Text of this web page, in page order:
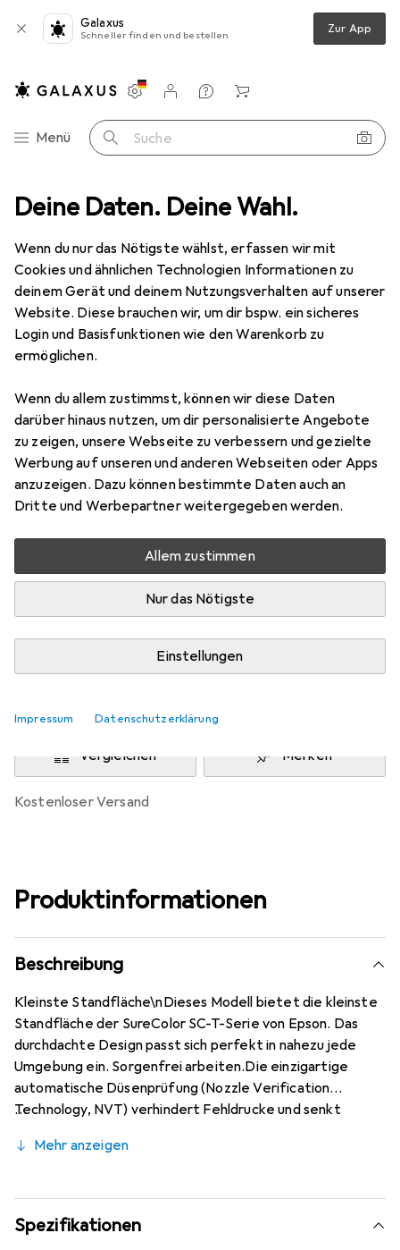
Deine Daten. Deine Wahl.
Wenn du nur das Nötigste wählst, erfassen wir mit
Cookies und ähnlichen Technologien Informationen zu
deinem Gerät und deinem Nutzungsverhalten auf unserer
Website. Diese brauchen wir, um dir bspw. ein sicheres
Login und Basisfunktionen wie den Warenkorb zu
ermöglichen.
Wenn du allem zustimmst, können wir diese Daten
darüber hinaus nutzen, um dir personalisierte Angebote
zu zeigen, unsere Webseite zu verbessern und gezielte
Werbung auf unseren und anderen Webseiten oder Apps
anzuzeigen. Dazu können bestimmte Daten auch an
Dritte und Werbepartner weitergegeben werden.
Allem zustimmen
Nur das Nötigste
Einstellungen
Impressum Datenschutzerklärung
Galaxus
Schneller finden und bestellen Zur App
Navigation nach Kategorien
Menü Suche
Einstellungen
Kundenkonto
Vergleichslisten
Merklisten
Warenkorb
+ Scanner Drucken Drucker Epson SureColor SC-T2100
8 Bilder
Epson SureColor SC-T2100
Preis in EUR inkl. MwSt.
EUR
806,67
EUR
19,77
sparen
Angebot für
EUR
786,90
Mehr von Epson
Mi, 12.8. geliefert
Lieferort angeben für genaue Lieferzeit
Vergleichen Merken
kostenloser Versand
Produktinformationen
Beschreibung
Kleinste Standfläche\nDieses Modell bietet die kleinste
Standfläche der SureColor SC-T-Serie von Epson. Das
durchdachte Design passt sich perfekt in nahezu jede
Umgebung ein. Sorgenfrei arbeiten.Die einzigartige
automatische Düsenprüfung (Nozzle Verification
Technology, NVT) verhindert Fehldrucke und senkt
äusserst intuitiv bedienbarer und benutzerfreundlicher
Applikationen mit minimalem Aufwand in Betrieb nehmen
lässt. Dazu gehört auch grosses Farb-LCD-Touchpanel
sowie die Möglichkeit, direkt von einem Smartphone,
Mehr anzeigen
Spezifikationen